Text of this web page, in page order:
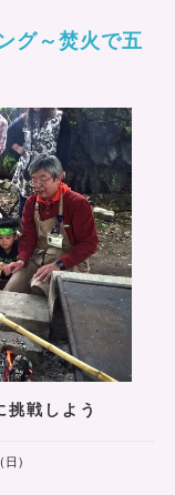
グ～焚火で五
戦しよう
日)